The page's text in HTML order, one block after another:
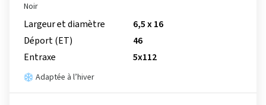
Noir
Largeur et diamètre
6,5 x 16
Déport (ET)
46
Entraxe
5x112
Adaptée à l’hiver